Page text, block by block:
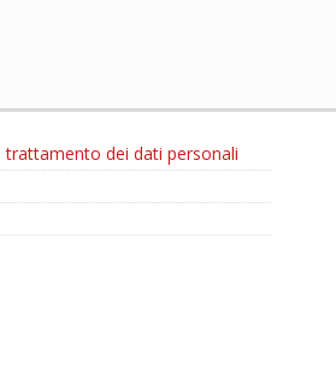
trattamento dei dati personali